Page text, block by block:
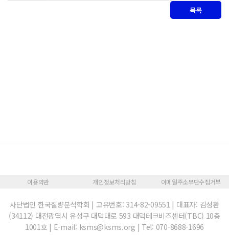
목록
이용약관 개인정보처리방침 이메일주소무단수집거부
사단법인 한국질량분석학회 | 고유번호: 314-82-09551 | 대표자: 김성환
(34112) 대전광역시 유성구 대덕대로 593 대덕테크비즈센터(TBC) 10층
1001호 | E-mail: ksms@ksms.org | Tel: 070-8688-1696